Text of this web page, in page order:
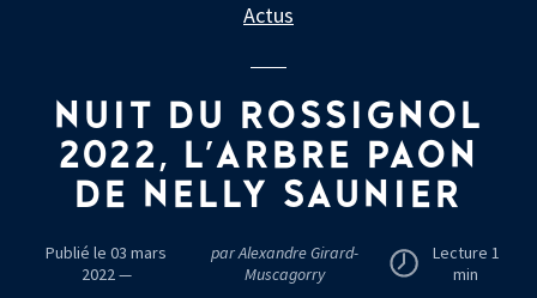
Actus
NUIT DU ROSSIGNOL
2022, L'ARBRE PAON
DE NELLY SAUNIER
Publié le 03 mars
2022 —
par Alexandre Girard-
Muscagorry
Lecture 1
min